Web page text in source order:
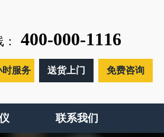
400-000-1116
时服务 送货上门 免费咨询
联系我们